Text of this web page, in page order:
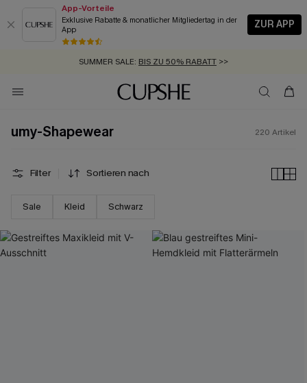
App-Vorteile
Exklusive Rabatte & monatlicher Mitgliedertag in der
App
ZUR APP
GRATIS MASSBAND MIT JEDEM SCHNELLVERSAND-ARTIKEL >>
SUMMER SALE:
ZUM NEWSLETTER:BIS ZU -20% EXTRA ERHALTEN
KOSTENLOSER VERSAND AB 89 €
umy-Shapewear 220 Artikel
Filter Sortieren nach
Sale Kleid Schwarz